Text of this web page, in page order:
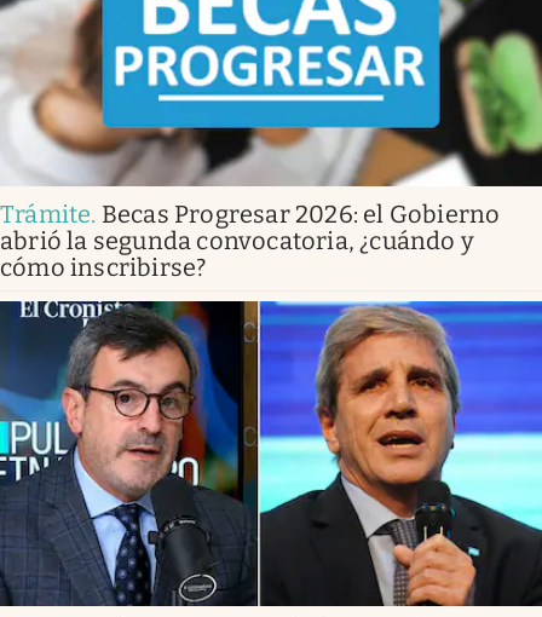
Trámite. Becas Progresar 2026: el Gobierno
abrió la segunda convocatoria, ¿cuándo y
cómo inscribirse?